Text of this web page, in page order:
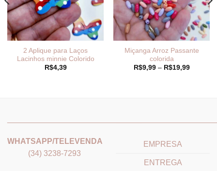
2 Aplique para Laços
Lacinhos minnie Colorido
R$4,39
Miçanga Arroz Passante
colorida
R$9,99 – R$19,99Faixa
WHATSAPP/TELEVENDA
(34) 3238-7293
EMPRESA
ENTREGA